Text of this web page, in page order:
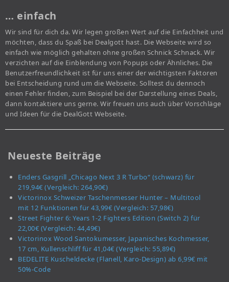
… einfach
Wir sind für dich da. Wir legen großen Wert auf die Einfachheit und
möchten, dass du Spaß bei Dealgott hast. Die Webseite wird so
einfach wie möglich gehalten ohne großen Schnick Schnack. Wir
verzichten auf die Einblendung von Popups oder Ähnliches. Die
Benutzerfreundlichkeit ist für uns einer der wichtigsten Faktoren
bei Entscheidung rund um die Webseite. Solltest du dennoch
einen Fehler finden, zum Beispiel bei der Darstellung eines Deals,
dann kontaktiere uns gerne. Wir freuen uns auch über Vorschläge
und Ideen für die DealGott Webseite.
Neueste Beiträge
Enders Gasgrill „Chicago Next 3 R Turbo“ (schwarz) für
219,94€ (Vergleich: 264,90€)
Victorinox Schweizer Taschenmesser Hunter – Multitool
mit 12 Funktionen für 43,99€ (Vergleich: 57,98€)
Street Fighter 6: Years 1-2 Fighters Edition (Switch 2) für
22,00€ (Vergleich: 44,49€)
Victorinox Wood Santokumesser, Japanisches Kochmesser,
17 cm, Kullenschliff für 41,04€ (Vergleich: 55,89€)
BEDELITE Kuscheldecke (Flanell, Karo-Design) ab 6,99€ mit
50%-Code